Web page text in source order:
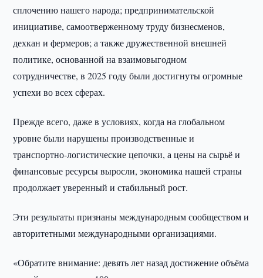
сплочению нашего народа; предпринимательской
инициативе, самоотверженному труду бизнесменов,
дехкан и фермеров; а также дружественной внешней
политике, основанной на взаимовыгодном
сотрудничестве, в 2025 году были достигнуты огромные
успехи во всех сферах.
Прежде всего, даже в условиях, когда на глобальном
уровне были нарушены производственные и
транспортно-логистические цепочки, а цены на сырьё и
финансовые ресурсы выросли, экономика нашей страны
продолжает уверенный и стабильный рост.
Эти результаты признаны международным сообществом и
авторитетными международными организациями.
«Обратите внимание: девять лет назад достижение объёма